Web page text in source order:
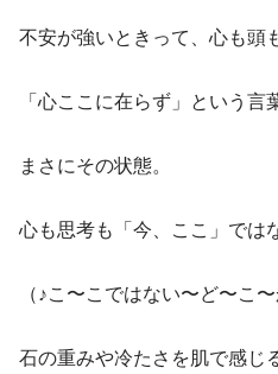
不安が強いときって、心も頭
「心ここに在らず」という言
まさにその状態。
心も思考も「今、ここ」では
（♪こ〜こではない〜ど〜こ
石の重みや冷たさを肌で感じ